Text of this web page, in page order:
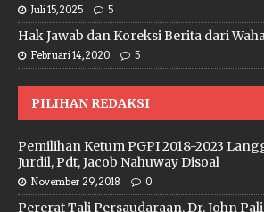
Juli 15, 2025 5
Hak Jawab dan Koreksi Berita dari
Februari 14, 2020 5
PILIHAN REDAKSI
Pemilihan Ketum PGPI 2018-2023
Jurdil, Pdt, Jacob Nahuway Disoal
November 29, 2018 0
Pererat Tali Persaudaraan, Dr, John